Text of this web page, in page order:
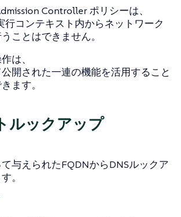
Controller ポリシーは、
行コンテキスト内からネットワーク
ことはできません。
は、
開された一連の機能を活用すること
ます。
ルックアップ
与えられたFQDNからDNSルックア
。